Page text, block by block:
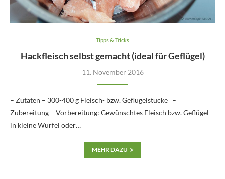
Tipps & Tricks
Hackfleisch selbst gemacht (ideal für Geflügel)
11. November 2016
– Zutaten – 300-400 g Fleisch- bzw. Geflügelstücke –
Zubereitung – Vorbereitung: Gewünschtes Fleisch bzw. Geflügel
in kleine Würfel oder…
MEHR DAZU